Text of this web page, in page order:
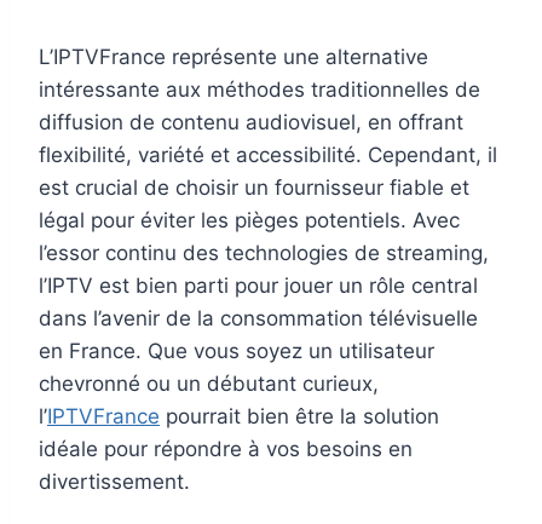
L’IPTVFrance représente une alternative
intéressante aux méthodes traditionnelles de
diffusion de contenu audiovisuel, en offrant
flexibilité, variété et accessibilité. Cependant, il
est crucial de choisir un fournisseur fiable et
légal pour éviter les pièges potentiels. Avec
l’essor continu des technologies de streaming,
l’IPTV est bien parti pour jouer un rôle central
dans l’avenir de la consommation télévisuelle
en France. Que vous soyez un utilisateur
chevronné ou un débutant curieux,
l’IPTVFrance pourrait bien être la solution
idéale pour répondre à vos besoins en
divertissement.